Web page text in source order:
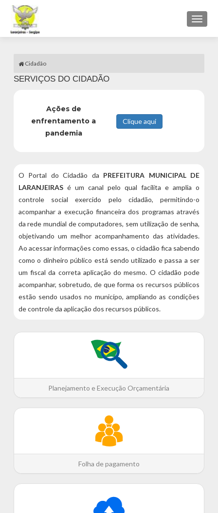
Toggle
Cidadão
SERVIÇOS DO CIDADÃO
Ações de
enfrentamento a
pandemia
O Portal do Cidadão da PREFEITURA MUNICIPAL DE
LARANJEIRASé um canal pelo qual facilita e amplia o
controle social exercido pelo cidadão, permitindo-o
acompanhar a execução financeira dos programas através
da rede mundial de computadores, sem utilização de senha,
objetivando um melhor acompanhamento das atividades.
Ao acessar informações como essas, o cidadão fica sabendo
como o dinheiro público está sendo utilizado e passa a ser
um fiscal da correta aplicação do mesmo. O cidadão pode
acompanhar, sobretudo, de que forma os recursos públicos
estão sendo usados no municípo, ampliando as condições
de controle da aplicação dos recursos públicos.
Planejamento e Execução Orçamentária
Folha de pagamento